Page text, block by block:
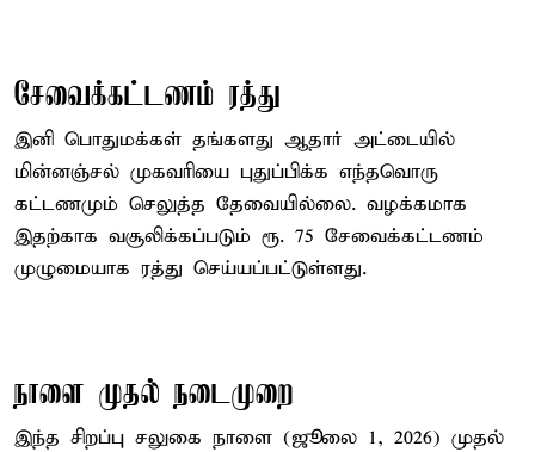
சேவைக்கட்டணம் ரத்து
இனி பொதுமக்கள் தங்களது ஆதார் அட்டையில்
மின்னஞ்சல் முகவரியை புதுப்பிக்க எந்தவொரு
கட்டணமும் செலுத்த தேவையில்லை. வழக்கமாக
இதற்காக வசூலிக்கப்படும் ரூ. 75 சேவைக்கட்டணம்
முழுமையாக ரத்து செய்யப்பட்டுள்ளது.
நாளை முதல் நடைமுறை
இந்த சிறப்பு சலுகை நாளை (ஜூலை 1, 2026) முதல்